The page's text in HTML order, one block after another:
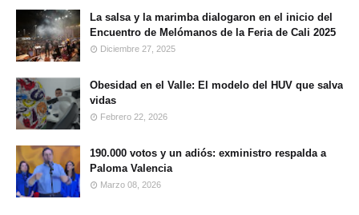
La salsa y la marimba dialogaron en el inicio del
Encuentro de Melómanos de la Feria de Cali 2025
Diciembre 27, 2025
Obesidad en el Valle: El modelo del HUV que salva
vidas
Febrero 22, 2026
190.000 votos y un adiós: exministro respalda a
Paloma Valencia
Marzo 08, 2026